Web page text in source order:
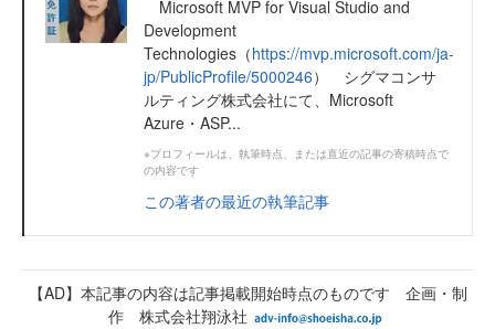
Microsoft MVP for Visual Studio and
Development
Technologies（https://mvp.microsoft.com/ja-
jp/PublicProfile/5000246） シグマコンサ
ルティング株式会社にて、Microsoft
Azure・ASP...
※プロフィールは、執筆時点、または直近の記事の寄稿時点で
の内容です
この著者の最近の執筆記事
【AD】本記事の内容は記事掲載開始時点のものです 企画・制
作 株式会社翔泳社